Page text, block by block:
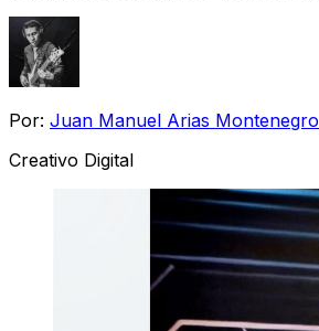
Por: Juan Manuel Arias Montenegro
Creativo Digital